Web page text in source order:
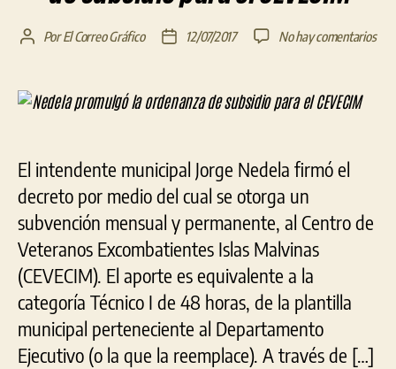
Autor
entrada
PorEl Correo Gráfico
Fecha
entrada
12/07/2017 No hay comentariosen
El intendente municipal Jorge Nedela firmó el
decreto por medio del cual se otorga un
subvención mensual y permanente, al Centro de
Veteranos Excombatientes Islas Malvinas
(CEVECIM). El aporte es equivalente a la
categoría Técnico I de 48 horas, de la plantilla
municipal perteneciente al Departamento
Ejecutivo (o la que la reemplace). A través de […]